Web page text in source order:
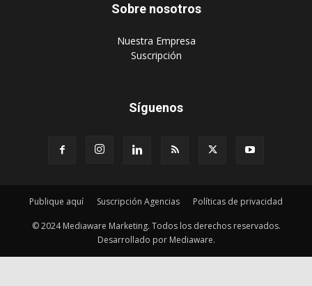
Sobre nosotros
‎Nuestra Empresa
‎Suscripción
Síguenos
Publique aquí Suscripción Agencias Políticas de privacidad
© 2024 Mediaware Marketing. Todos los derechos reservados.
Desarrollado por Mediaware.